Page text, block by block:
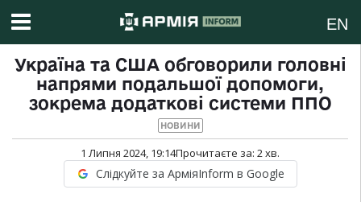
EN
Україна та США обговорили головні
напрями подальшої допомоги,
зокрема додаткові системи ППО
НОВИНИ
1 Липня 2024, 19:14Прочитаєте за: 2хв.
Слідкуйте за АрміяInform в Google